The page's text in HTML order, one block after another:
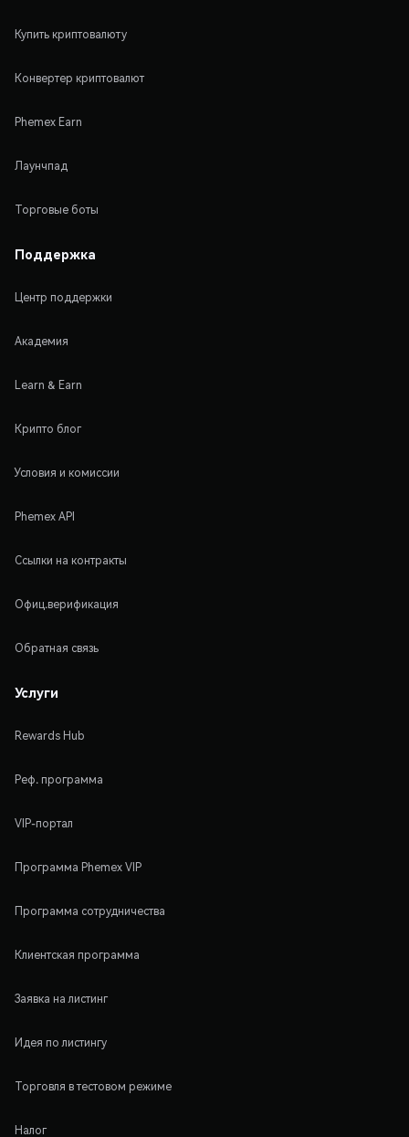
Купить криптовалюту
Конвертер криптовалют
Phemex Earn
Лаунчпад
Торговые боты
Поддержка
Центр поддержки
Академия
Learn & Earn
Крипто блог
Условия и комиссии
Phemex API
Ссылки на контракты
Офиц.верификация
Обратная связь
Услуги
Rewards Hub
Реф. программа
VIP-портал
Программа Phemex VIP
Программа сотрудничества
Клиентская программа
Заявка на листинг
Идея по листингу
Торговля в тестовом режиме
Налог